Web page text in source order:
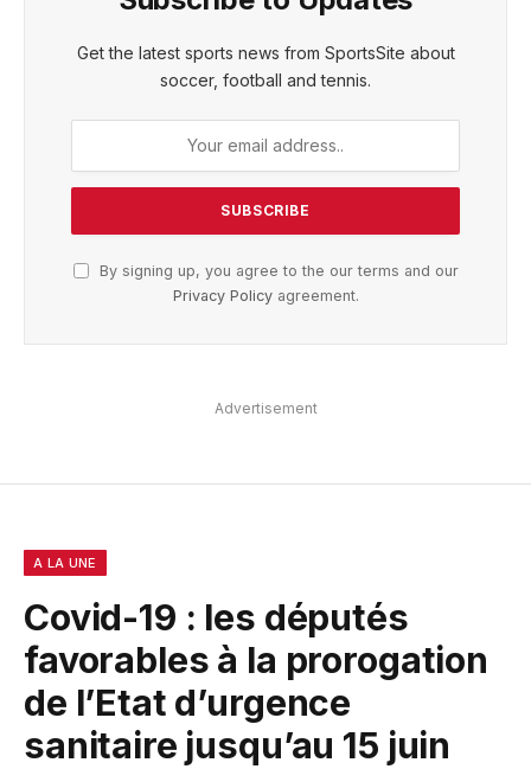
Get the latest sports news from SportsSite about
soccer, football and tennis.
By signing up, you agree to the our terms and our
Privacy Policyagreement.
Advertisement
A LA UNE
Covid-19 : les députés
favorables à la prorogation
de l’Etat d’urgence
sanitaire jusqu’au 15 juin